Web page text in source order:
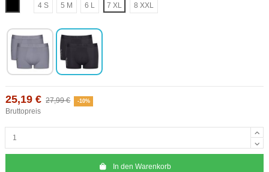
Schwarz4 S
5 M 6 L 7 XL 8 XXL
25,19 € 27,99 € -10%
Bruttopreis
In den Warenkorb